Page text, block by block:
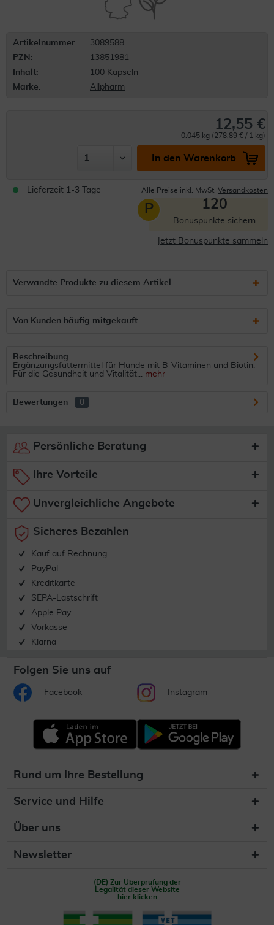
Artikelnummer:
3089588
PZN:
13851981
Inhalt:
100 Kapseln
Marke:
Allpharm
12,55 €
0.045 kg (278,89 € / 1 kg)
In den Warenkorb
Lieferzeit 1-3 Tage Alle Preise inkl. MwSt. Versandkosten
P 120
Bonuspunkte sichern
Jetzt Bonuspunkte sammeln
Verwandte Produkte zu diesem Artikel
Von Kunden häufig mitgekauft
Beschreibung
Ergänzungsfuttermittel für Hunde mit B-Vitaminen und Biotin.
Für die Gesundheit und Vitalität... mehr
Bewertungen 0
Persönliche Beratung
Ihre Vorteile
Unvergleichliche Angebote
Sicheres Bezahlen
Kauf auf Rechnung
PayPal
Kreditkarte
SEPA-Lastschrift
Apple Pay
Vorkasse
Klarna
Folgen Sie uns auf
Facebook Instagram
Rund um Ihre Bestellung
Service und Hilfe
Über uns
Newsletter
(DE) Zur Überprüfung der
Legalität dieser Website
hier klicken